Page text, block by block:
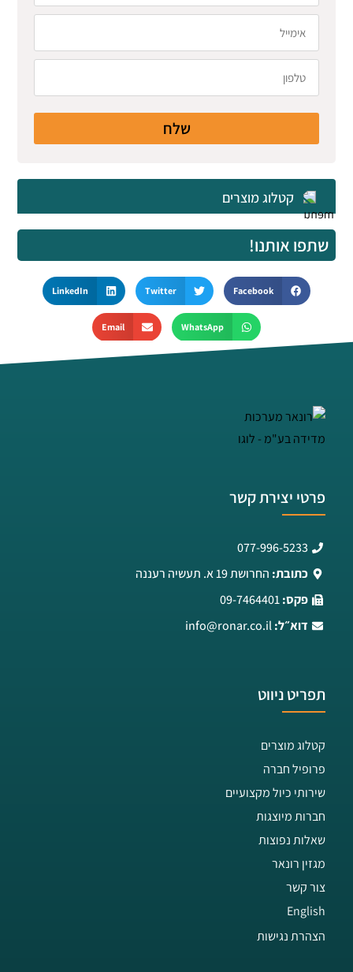
שלח
קטלוג מוצרים
שתפו אותנו!
Facebook
Twitter
LinkedIn
WhatsApp
Email
פרטי יצירת קשר
077-996-5233
כתובת: החרושת 19 א. תעשיה רעננה
פקס:09-7464401
דוא״ל: info@ronar.co.il
תפריט ניווט
קטלוג מוצרים
פרופיל חברה
שירותי כיול מקצועיים
חברות מיוצגות
שאלות נפוצות
מגזין רונאר
צור קשר
English
הצהרת נגישות